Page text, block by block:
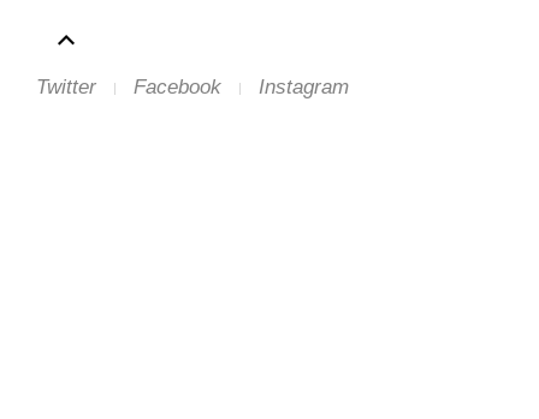
Twitter Facebook Instagram